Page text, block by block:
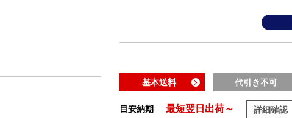
基本送料 代引き不可
目安納期 最短翌日出荷～ 詳細確認